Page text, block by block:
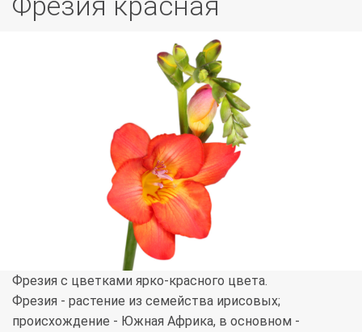
Фрезия с цветками ярко-красного цвета.
Фрезия - растение из семейства ирисовых;
происхождение - Южная Африка, в основном -